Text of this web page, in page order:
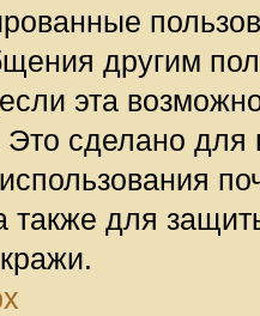
другим
эта
сделано для
также для